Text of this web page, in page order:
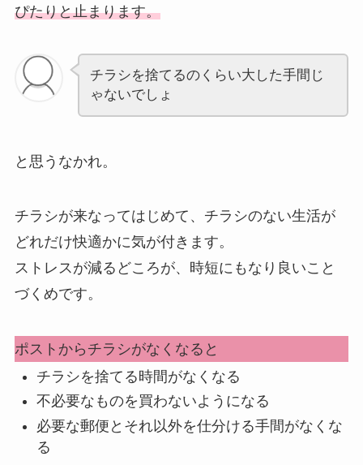
ぴたりと止まります。
チラシを捨てるのくらい大した手間じ
ゃないでしょ
と思うなかれ。
チラシが来なってはじめて、チラシのない生活が
どれだけ快適かに気が付きます。
ストレスが減るどころが、時短にもなり良いこと
づくめです。
ポストからチラシがなくなると
チラシを捨てる時間がなくなる
不必要なものを買わないようになる
必要な郵便とそれ以外を仕分ける手間がなくな
る